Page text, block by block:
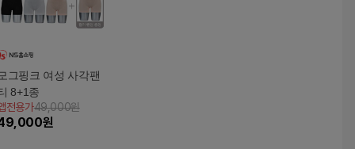
그핑크 여성 사각팬
8+1종
전용가49,000원
원